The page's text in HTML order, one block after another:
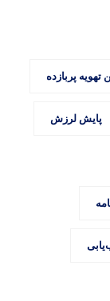
تهویه پربازده
پایش لرزش